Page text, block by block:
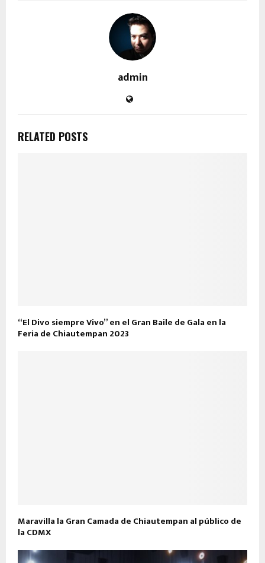
admin
RELATED POSTS
“El Divo siempre Vivo” en el Gran Baile de Gala en la
Feria de Chiautempan 2023
Maravilla la Gran Camada de Chiautempan al público de
la CDMX